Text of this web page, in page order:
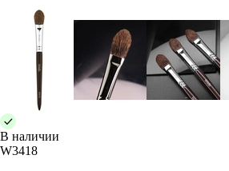
В наличии
W3418